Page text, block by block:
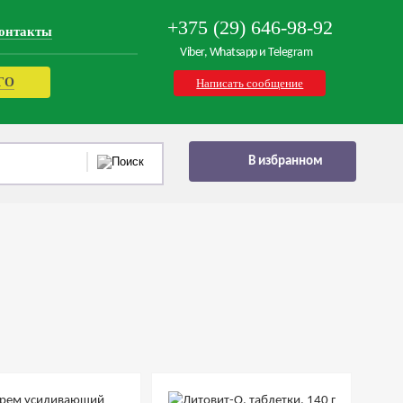
+375 (29) 646-98-92
Viber, Whatsapp и Telegram
Написать сообщение
В избранном